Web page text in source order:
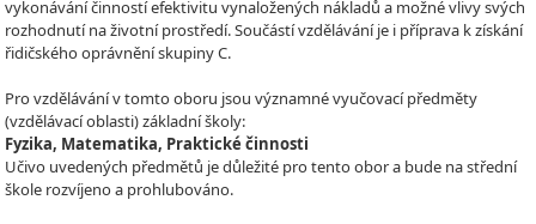
vykonávání činností efektivitu vynaložených nákladů a možné vlivy svých
rozhodnutí na životní prostředí. Součástí vzdělávání je i příprava k získání
řidičského oprávnění skupiny C.
Pro vzdělávání v tomto oboru jsou významné vyučovací předměty
(vzdělávací oblasti) základní školy:
Fyzika, Matematika, Praktické činnosti
Učivo uvedených předmětů je důležité pro tento obor a bude na střední
škole rozvíjeno a prohlubováno.